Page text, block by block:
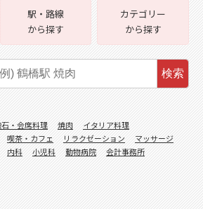
駅・路線
から探す
カテゴリー
から探す
検索
・会席料理 焼肉
イタリア料理
喫茶・カフェ リラクゼーション
マッサージ
内科 小児科 動物病院
会計事務所